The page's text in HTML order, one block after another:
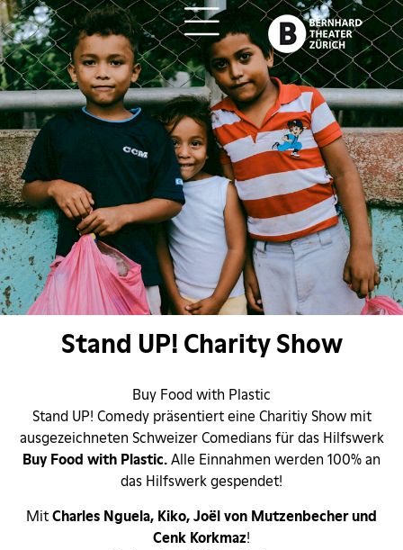
Stand UP! Charity Show
Buy Food with Plastic
Stand UP! Comedy präsentiert eine Charitiy Show mit
ausgezeichneten Schweizer Comedians für das Hilfswerk
Buy Food with Plastic. Alle Einnahmen werden 100% an
das Hilfswerk gespendet!
Mit Charles Nguela, Kiko, Joël von Mutzenbecher und
Cenk Korkmaz!